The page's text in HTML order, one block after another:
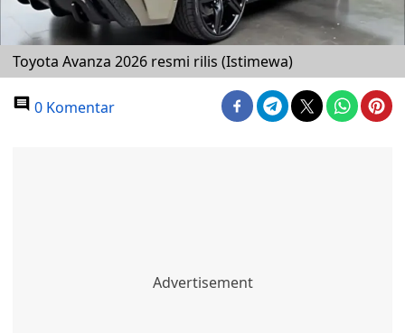
Toyota Avanza 2026 resmi rilis (Istimewa)
0 Komentar